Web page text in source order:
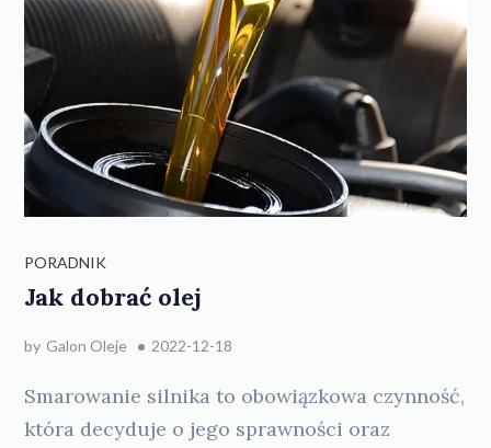
PORADNIK
Jak dobrać olej
by Galon Oleje 2022-12-18
Smarowanie silnika to obowiązkowa czynność,
która decyduje o jego sprawności oraz